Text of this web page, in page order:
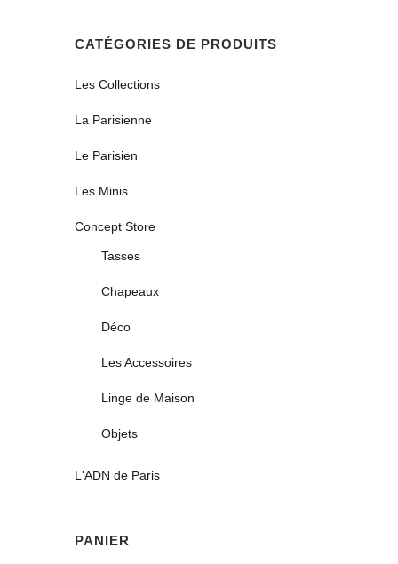
CATÉGORIES DE PRODUITS
Les Collections
La Parisienne
Le Parisien
Les Minis
Concept Store
Tasses
Chapeaux
Déco
Les Accessoires
Linge de Maison
Objets
L'ADN de Paris
PANIER